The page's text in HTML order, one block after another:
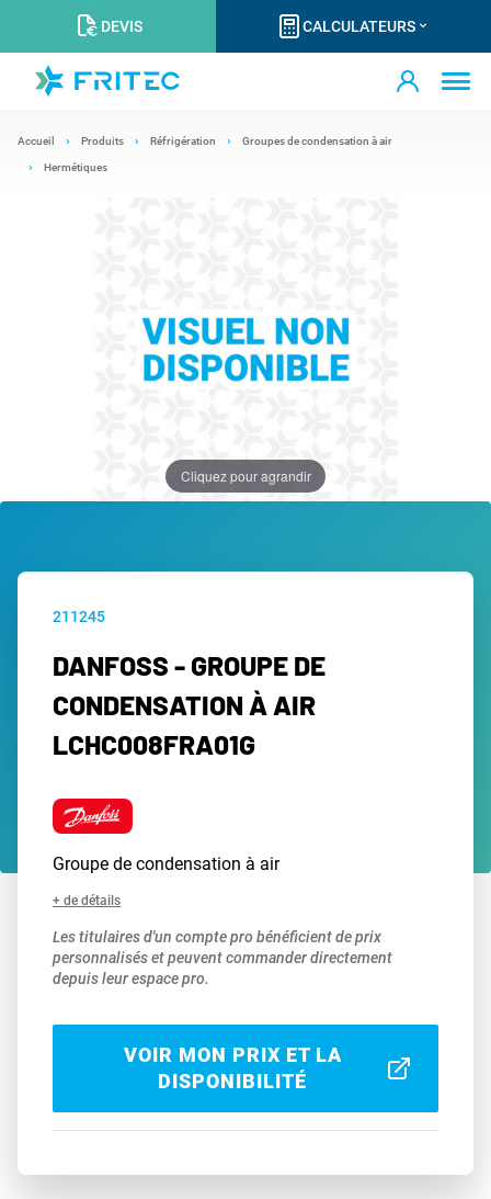
DEVIS CALCULATEURS
Accueil Produits Réfrigération Groupes de condensation à air
Hermétiques
Cliquez pour agrandir
211245
DANFOSS - GROUPE DE
CONDENSATION À AIR
LCHC008FRA01G
Groupe de condensation à air
+ de détails
Les titulaires d'un compte pro bénéficient de prix
personnalisés et peuvent commander directement
depuis leur espace pro.
VOIR MON PRIX ET LA
DISPONIBILITÉ